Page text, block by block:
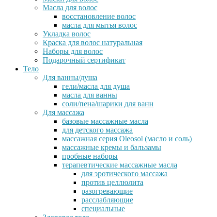
Масла для волос
восстановление волос
масла для мытья волос
Укладка волос
Краска для волос натуральная
Наборы для волос
Подарочный сертификат
Тело
Для ванны/душа
гели/масла для душа
масла для ванны
соли/пена/шарики для ванн
Для массажа
базовые массажные масла
для детского массажа
массажная серия Oleosol (масло и соль)
массажные кремы и бальзамы
пробные наборы
терапевтические массажные масла
для эротического массажа
против целлюлита
разогревающие
расслабляющие
специальные